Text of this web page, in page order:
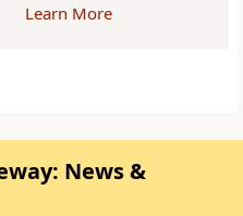
Learn More
News &